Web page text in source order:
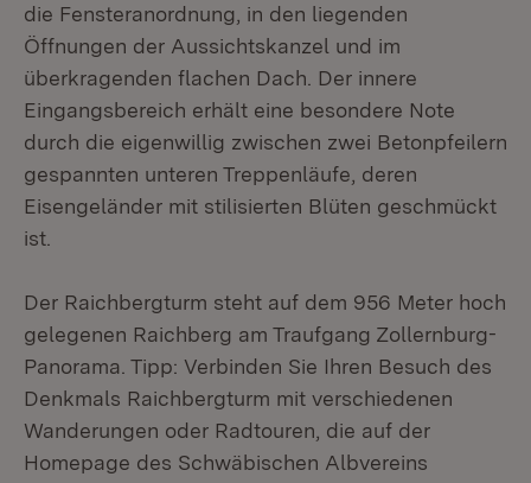
die Fensteranordnung, in den liegenden
Öffnungen der Aussichtskanzel und im
überkragenden flachen Dach. Der innere
Eingangsbereich erhält eine besondere Note
durch die eigenwillig zwischen zwei Betonpfeilern
gespannten unteren Treppenläufe, deren
Eisengeländer mit stilisierten Blüten geschmückt
ist.
Der Raichbergturm steht auf dem 956 Meter hoch
gelegenen Raichberg am Traufgang Zollernburg-
Panorama. Tipp: Verbinden Sie Ihren Besuch des
Denkmals Raichbergturm mit verschiedenen
Wanderungen oder Radtouren, die auf der
Homepage des Schwäbischen Albvereins